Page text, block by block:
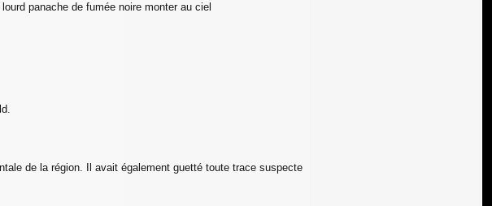
panache de fumée noire monter au ciel
de la région. Il avait également guetté toute trace suspecte